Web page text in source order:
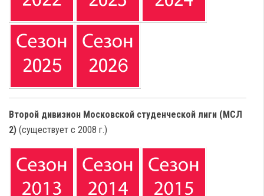
Второй дивизион Московской студенческой лиги (МСЛ
2) (существует с 2008 г.)